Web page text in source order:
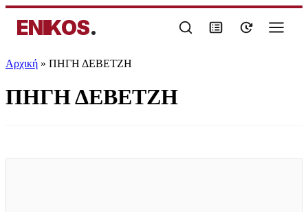
ENIKOS.
Αρχική » ΠΗΓΗ ΔΕΒΕΤΖΗ
ΠΗΓΗ ΔΕΒΕΤΖΗ